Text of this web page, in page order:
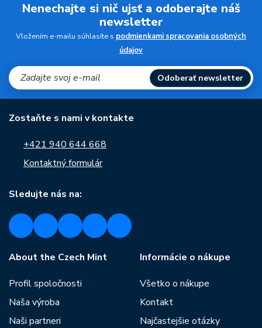
Nenechajte si nič ujsť a odoberajte náš
newsletter
Vložením e-mailu súhlasíte s podmienkami spracovania osobných
údajov
Odoberať newsletter
Zostaňte s nami v kontakte
+421 940 644 668
Kontaktný formulár
Sledujte nás na:
About the Czech Mint
Profil spoločnosti
Naša výroba
Naši partneri
Informácie o nákupe
Všetko o nákupe
Kontakt
Najčastejšie otázky